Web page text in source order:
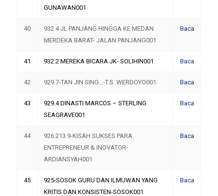
GUNAWAN001
40
932.4 JL PANJANG HINGGA KE MEDAN
MERDEKA BARAT- JALAN PANJANG001
Baca
41 932.2 MEREKA BICARA JK- SOLIHIN001 Baca
42 929.7-TAN JIN SING…-T.S. WERDOYO001 Baca
43
929.4 DINASTI MARCOS – STERLING
SEAGRAVE001
Baca
44
926.213 9-KISAH SUKSES PARA
ENTREPRENEUR & INOVATOR-
ARDIANSYAH001
Baca
45
925-SOSOK GURU DAN ILMUWAN YANG
KRITIS DAN KONSISTEN-SOSOK001
Baca